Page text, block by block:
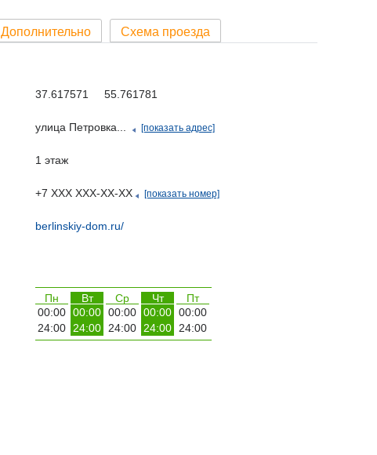
Дополнительно
Схема проезда
37.617571 55.761781
улица Петровка... [показать адрес]
1 этаж
+7 ХХХ ХХХ-ХХ-ХХ [показать номер]
berlinskiy-dom.ru/
Пн Вт Ср Чт
Пт
00:00 00:00 00:00 00:00 00:00
24:00
24:00 24:00 24:00 24:00